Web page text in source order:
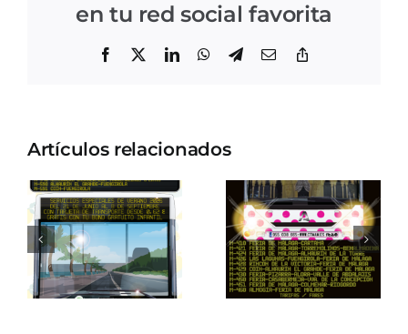
en tu red social favorita
Facebook LinkedInWhatsApp
Telegram
Correo
Artículos relacionados